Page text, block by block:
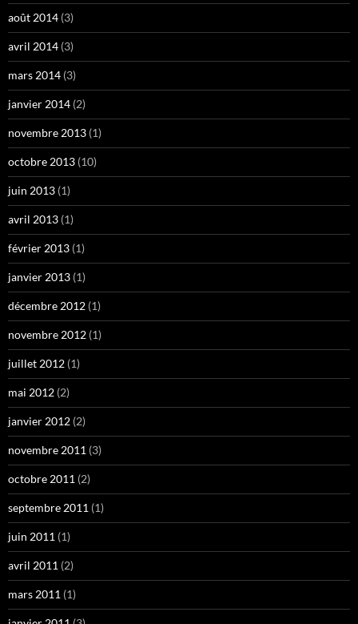
août 2014 (3)
avril 2014 (3)
mars 2014 (3)
janvier 2014 (2)
novembre 2013 (1)
octobre 2013 (10)
juin 2013 (1)
avril 2013 (1)
février 2013 (1)
janvier 2013 (1)
décembre 2012 (1)
novembre 2012 (1)
juillet 2012 (1)
mai 2012 (2)
janvier 2012 (2)
novembre 2011 (3)
octobre 2011 (2)
septembre 2011 (1)
juin 2011 (1)
avril 2011 (2)
mars 2011 (1)